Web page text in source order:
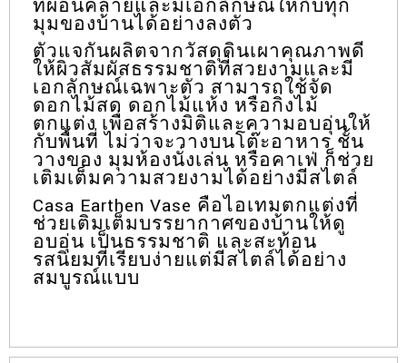
ที่ผ่อนคลายและมีเอกลักษณ์ให้กับทุก
มุมของบ้านได้อย่างลงตัว
ตัวแจกันผลิตจากวัสดุดินเผาคุณภาพดี
ให้ผิวสัมผัสธรรมชาติที่สวยงามและมี
เอกลักษณ์เฉพาะตัว สามารถใช้จัด
ดอกไม้สด ดอกไม้แห้ง หรือกิ่งไม้
ตกแต่ง เพื่อสร้างมิติและความอบอุ่นให้
กับพื้นที่ ไม่ว่าจะวางบนโต๊ะอาหาร ชั้น
วางของ มุมห้องนั่งเล่น หรือคาเฟ่ ก็ช่วย
เติมเต็มความสวยงามได้อย่างมีสไตล์
Casa Earthen Vase คือไอเทมตกแต่งที่
ช่วยเติมเต็มบรรยากาศของบ้านให้ดู
อบอุ่น เป็นธรรมชาติ และสะท้อน
รสนิยมที่เรียบง่ายแต่มีสไตล์ได้อย่าง
สมบูรณ์แบบ